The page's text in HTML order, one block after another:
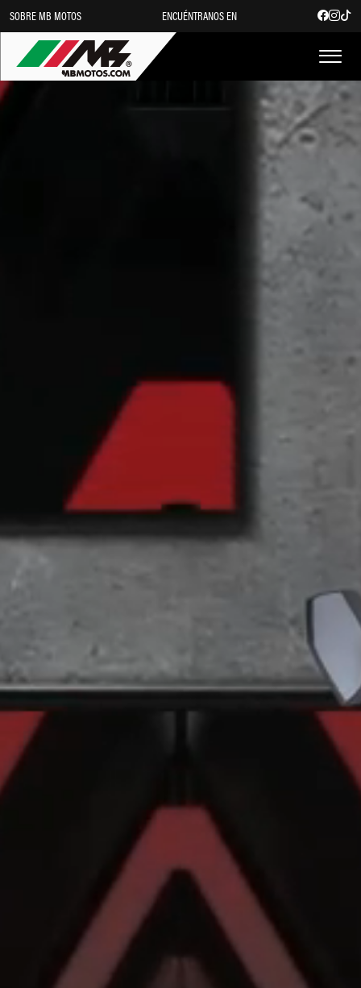
SOBRE MB MOTOS ENCUÉNTRANOS EN